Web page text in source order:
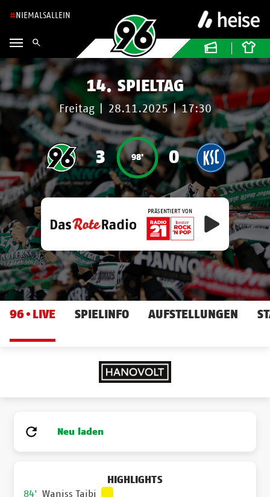
NIEMALSALLEIN
14. SPIELTAG
Freitag 28.11.2025 | 17:30
3 98' 0
PRÄSENTIERT VON
96 LIVE SPIELINFO AUFSTELLUNGEN
Neu laden
HIGHLIGHTS
84' Waniss Taibi